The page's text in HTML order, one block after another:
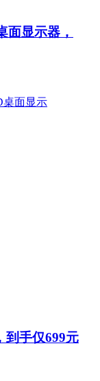
显示器，
到手仅699元